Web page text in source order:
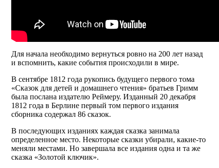
Для начала необходимо вернуться ровно на 200 лет назад
и вспомнить, какие события происходили в мире.
В сентябре 1812 года рукопись будущего первого тома
«Сказок для детей и домашнего чтения» братьев Гримм
была послана издателю Реймеру. Изданный 20 декабря
1812 года в Берлине первый том первого издания
сборника содержал 86 сказок.
В последующих изданиях каждая сказка занимала
определенное место. Некоторые сказки убирали, какие-то
меняли местами. Но завершала все издания одна и та же
сказка «Золотой ключик».